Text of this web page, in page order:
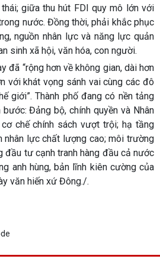
giữa thu hút FDI quy mô lớn với
nước. Đồng thời, phải khắc phục
nguồn nhân lực và năng lực quản
sinh xã hội, văn hóa, con người.
đã “rộng hơn về không gian, dài hơn
với khát vọng sánh vai cùng các đô
giới”. Thành phố đang có nền tảng
Đảng bộ, chính quyền và Nhân
chế chính sách vượt trội; hạ tầng
nhân lực chất lượng cao; môi trường
đầu tư cạnh tranh hàng đầu cả nước
anh hùng, bản lĩnh kiên cường của
văn hiến xứ Đông./.